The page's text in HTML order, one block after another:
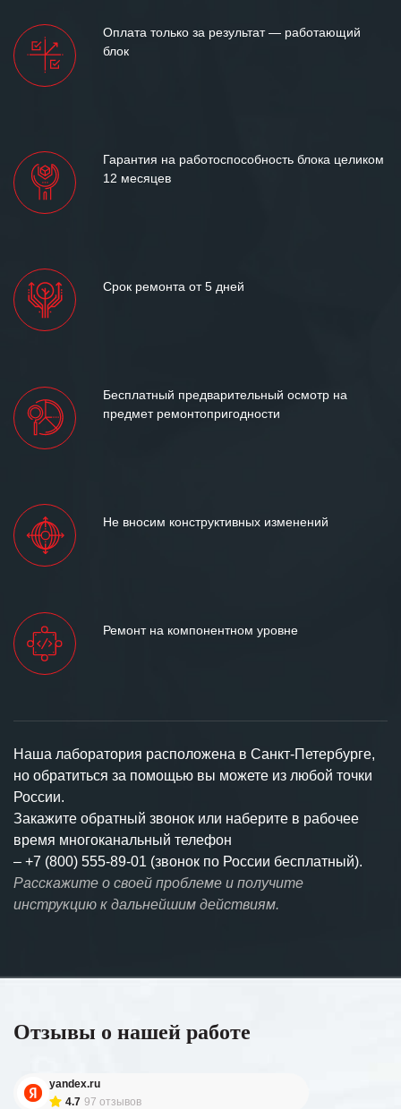
Оплата только за результат — работающий
блок
Гарантия на работоспособность блока целиком
12 месяцев
Срок ремонта от 5 дней
Бесплатный предварительный осмотр на
предмет ремонтопригодности
Не вносим конструктивных изменений
Ремонт на компонентном уровне
Наша лаборатория расположена в Санкт-Петербурге,
но обратиться за помощью вы можете из любой точки
России.
Закажите обратный звонок или наберите в рабочее
время многоканальный телефон
– +7 (800) 555-89-01 (звонок по России бесплатный).
Расскажите о своей проблеме и получите
инструкцию к дальнейшим действиям.
Отзывы о нашей работе
yandex.ru
4.7 97 отзывов